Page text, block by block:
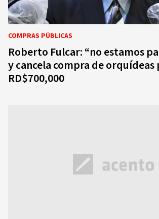
COMPRAS PÚBLICAS
Roberto Fulcar: “no estamos
y cancela compra de orquídeas
RD$700,000